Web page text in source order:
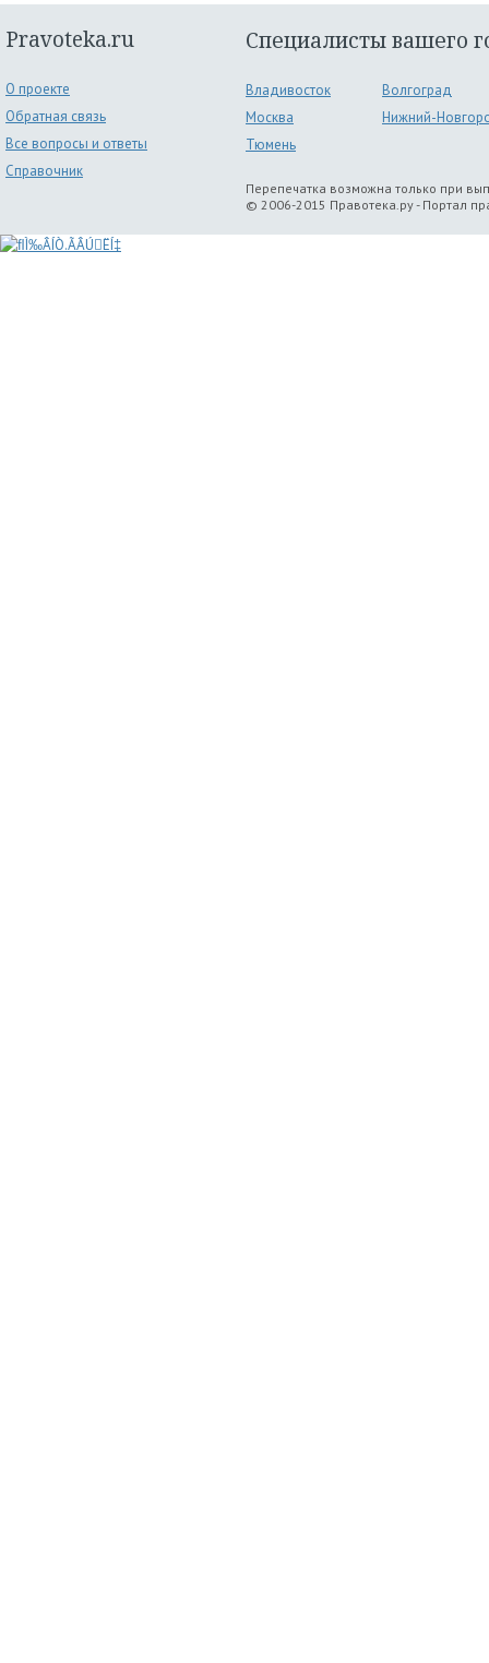
Pravoteka.ru
О проекте
Обратная связь
Все вопросы и ответы
Справочник
Специалисты вашего
Владивосток
Волгоград
Москва
Нижний-
Тюмень
Перепечатка возможна только при
© 2006-2015 Правотека.ру - Портал